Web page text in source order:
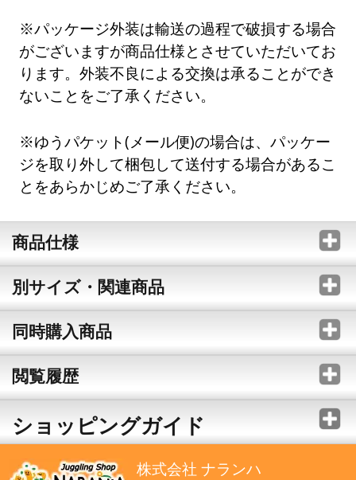
※パッケージ外装は輸送の過程で破損する場合
がございますが商品仕様とさせていただいてお
ります。外装不良による交換は承ることができ
ないことをご了承ください。
※ゆうパケット(メール便)の場合は、パッケー
ジを取り外して梱包して送付する場合があるこ
とをあらかじめご了承ください。
商品仕様
別サイズ・関連商品
同時購入商品
閲覧履歴
ショッピングガイド
株式会社 ナランハ